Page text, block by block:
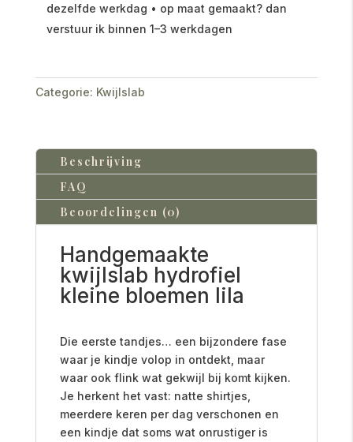
dezelfde werkdag • op maat gemaakt? dan
verstuur ik binnen 1–3 werkdagen
Categorie: Kwijlslab
Beschrijving
FAQ
Beoordelingen (0)
Handgemaakte
kwijlslab hydrofiel
kleine bloemen lila
Die eerste tandjes… een bijzondere fase
waar je kindje volop in ontdekt, maar
waar ook flink wat gekwijl bij komt kijken.
Je herkent het vast: natte shirtjes,
meerdere keren per dag verschonen en
een kindje dat soms wat onrustiger is